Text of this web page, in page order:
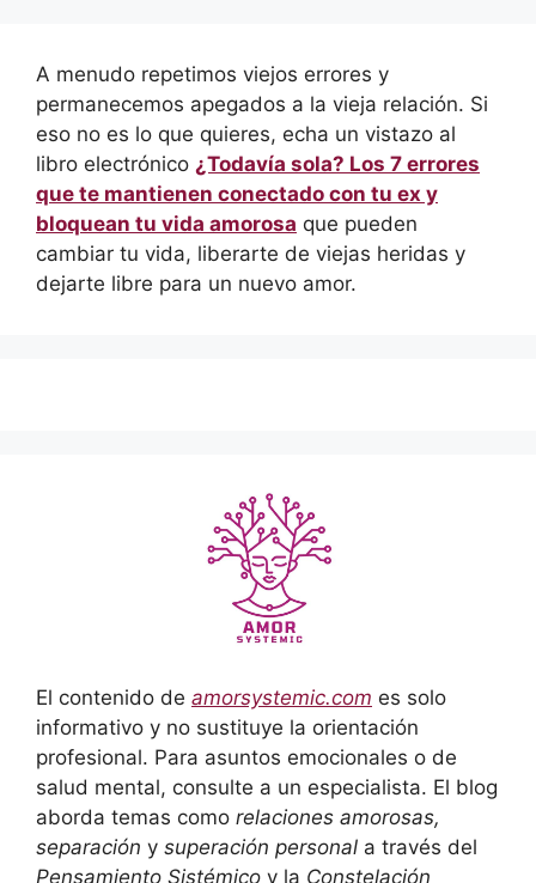
A menudo repetimos viejos errores y
permanecemos apegados a la vieja relación. Si
eso no es lo que quieres, echa un vistazo al
libro electrónico ¿Todavía sola? Los 7 errores
que te mantienen conectado con tu ex y
bloquean tu vida amorosa que pueden
cambiar tu vida, liberarte de viejas heridas y
dejarte libre para un nuevo amor.
El contenido de amorsystemic.com es solo
informativo y no sustituye la orientación
profesional. Para asuntos emocionales o de
salud mental, consulte a un especialista. El blog
aborda temas como relaciones amorosas,
separación y superación personal a través del
Pensamiento Sistémico y la Constelación